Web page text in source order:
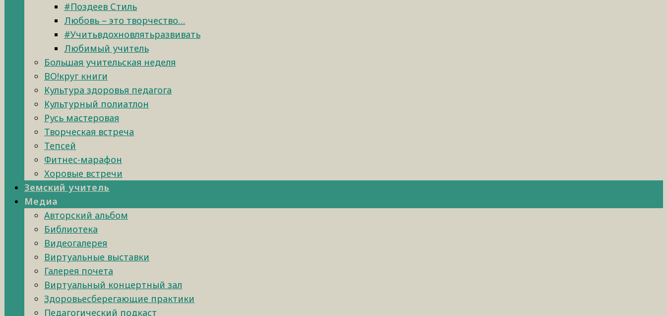
#Поздеев Стиль
Любовь – это творчество…
#Учитьвдохновлятьразвивать
Любимый учитель
Большая учительская неделя
ВО!круг книги
Культура здоровья педагога
Культурный полиатлон
Русь мастеровая
Творческая встреча
Тепсей
Фитнес-марафон
Хоровые встречи
Земский учитель
Медиа
Авторский альбом
Библиотека
Видеогалерея
Виртуальные выставки
Галерея почета
Виртуальный концертный зал
Здоровьесберегающие практики
Педагогический подкаст